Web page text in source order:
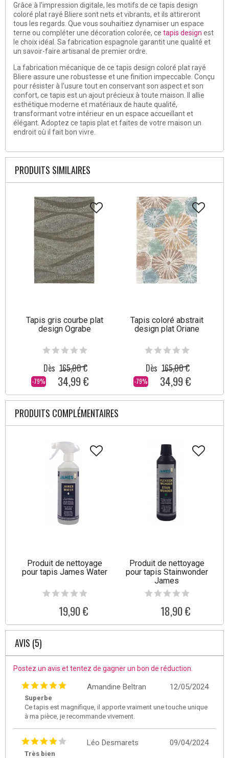
Grâce à l'impression digitale, les motifs de ce tapis design
coloré plat rayé Bliere sont nets et vibrants, et ils attireront
tous les regards. Que vous souhaitiez dynamiser un espace
terne ou compléter une décoration colorée, ce tapis design est
le choix idéal. Sa fabrication espagnole garantit une qualité et
un savoir-faire artisanal de premier ordre.
La fabrication mécanique de ce tapis design coloré plat rayé
Bliere assure une robustesse et une finition impeccable. Conçu
pour résister à l'usure tout en conservant son aspect et son
confort, ce tapis est un ajout précieux à toute maison. Il allie
esthétique moderne et matériaux de haute qualité,
transformant votre intérieur en un espace accueillant et
élégant. Adoptez ce tapis plat et faites de votre maison un
endroit où il fait bon vivre.
PRODUITS SIMILAIRES
Tapis gris courbe plat
design Ograbe
-79%
Dès 165,00 €
34,99 €
Tapis coloré abstrait
design plat Oriane
-79%
Dès 165,00 €
34,99 €
PRODUITS COMPLÉMENTAIRES
Produit de nettoyage
pour tapis James Water
19,90 €
Produit de nettoyage
pour tapis Stainwonder
James
18,90 €
AVIS (5)
Postez un avis et tentez de gagner un bon de réduction.
12/05/2024
Amandine Beltran
Superbe
Ce tapis est magnifique, il apporte vraiment une touche unique
à ma pièce, je recommande vivement.
09/04/2024
Léo Desmarets
Très bien